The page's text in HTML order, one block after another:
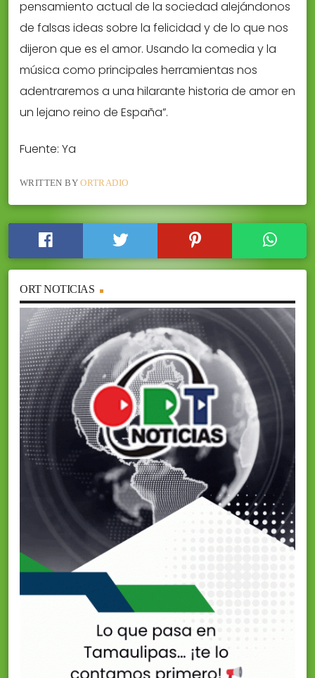
pensamiento actual de la sociedad alejándonos
de falsas ideas sobre la felicidad y de lo que nos
dijeron que es el amor. Usando la comedia y la
música como principales herramientas nos
adentraremos a una hilarante historia de amor en
un lejano reino de España”.
Fuente: Ya
WRITTEN BYORTRADIO
ORT NOTICIAS